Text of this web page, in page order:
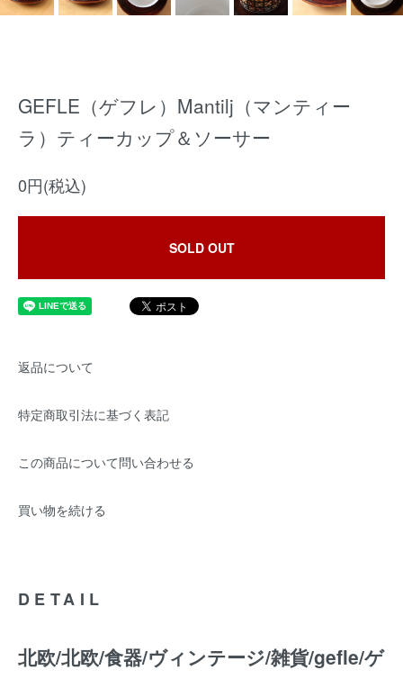
GEFLE（ゲフレ）Mantilj（マンティー
ラ）ティーカップ＆ソーサー
0円(税込)
SOLD OUT
返品について
特定商取引法に基づく表記
この商品について問い合わせる
買い物を続ける
DETAIL
北欧/北欧/食器/ヴィンテージ/雑貨/gefle/ゲ